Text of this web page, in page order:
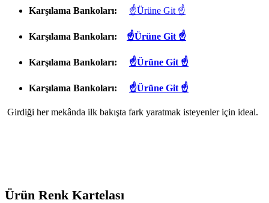
Karşılama Bankoları: ☝Ürüne Git ☝
Karşılama Bankoları: ☝Ürüne Git ☝
Karşılama Bankoları: ☝Ürüne Git ☝
Karşılama Bankoları: ☝Ürüne Git ☝
Girdiği her mekânda ilk bakışta fark yaratmak isteyenler için ideal.
Ürün Renk Kartelası